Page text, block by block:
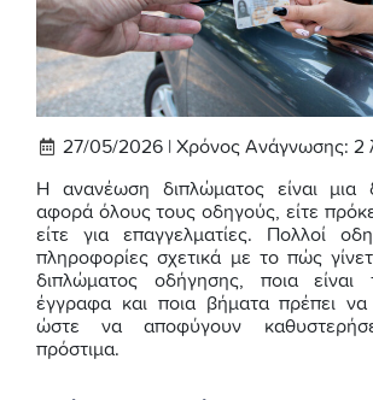
27/05/2026 | Χρόνος Ανάγνωσης: 2
Η ανανέωση διπλώματος είναι μια
αφορά όλους τους οδηγούς, είτε
είτε για επαγγελματίες. Πολλοί
πληροφορίες σχετικά με το πώς
διπλώματος οδήγησης, ποια είναι
έγγραφα και ποια βήματα πρέπει
ώστε να αποφύγουν
πρόστιμα.